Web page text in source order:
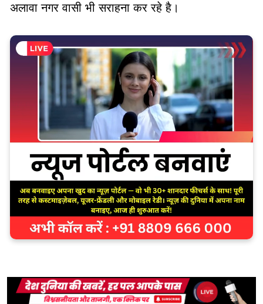
अलावा नगर वासी भी सराहना कर रहे है।